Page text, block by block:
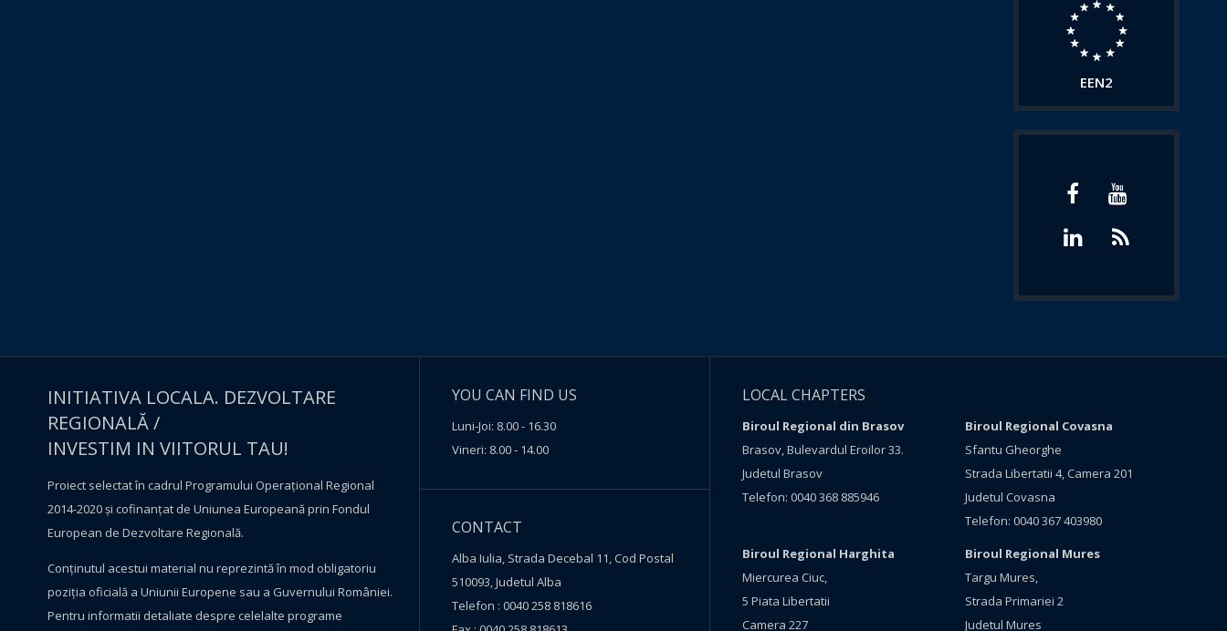
EEN2
INITIATIVA LOCALA. DEZVOLTARE
REGIONALĂ /
INVESTIM IN VIITORUL TAU!
Proiect selectat în cadrul Programului Operațional Regional
2014-2020 și cofinanțat de Uniunea Europeană prin Fondul
European de Dezvoltare Regională.
Conţinutul acestui material nu reprezintă în mod obligatoriu
poziţia oficială a Uniunii Europene sau a Guvernului României.
Pentru informatii detaliate despre celelalte programe
YOU CAN FIND US
Luni-Joi: 8.00 - 16.30
Vineri: 8.00 - 14.00
CONTACT
Alba Iulia, Strada Decebal 11, Cod Postal
510093, Judetul Alba
Telefon : 0040 258 818616
LOCAL CHAPTERS
Biroul Regional din Brasov
Brasov, Bulevardul Eroilor 33.
Judetul Brasov
Telefon: 0040 368 885946
Biroul Regional Covasna
Sfantu Gheorghe
Strada Libertatii 4, Camera 201
Judetul Covasna
Telefon: 0040 367 403980
Biroul Regional Harghita
Miercurea Ciuc,
5 Piata Libertatii
Camera 227
Biroul Regional Mures
Targu Mures,
Strada Primariei 2
Judetul Mures